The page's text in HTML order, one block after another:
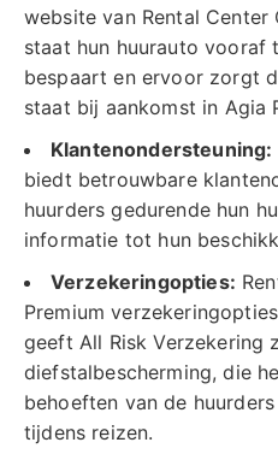
website van Rental
staat hun huurauto vooraf
bespaart en ervoor zorgt
staat bij aankomst in Agia
Klantenondersteuning:
biedt betrouwbare
huurders gedurende hun
informatie tot hun
Verzekeringopties:
Premium
geeft All Risk Verzekering
diefstalbescherming, die
behoeften van de
tijdens reizen.